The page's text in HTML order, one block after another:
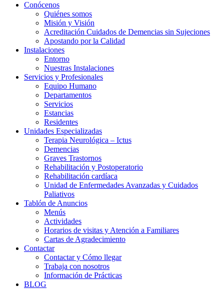
Conócenos
Quiénes somos
Misión y Visión
Acreditación Cuidados de Demencias sin Sujeciones
Apostando por la Calidad
Instalaciones
Entorno
Nuestras Instalaciones
Servicios y Profesionales
Equipo Humano
Departamentos
Servicios
Estancias
Residentes
Unidades Especializadas
Terapia Neurológica – Ictus
Demencias
Graves Trastornos
Rehabilitación y Postoperatorio
Rehabilitación cardíaca
Unidad de Enfermedades Avanzadas y Cuidados
Paliativos
Tablón de Anuncios
Menús
Actividades
Horarios de visitas y Atención a Familiares
Cartas de Agradecimiento
Contactar
Contactar y Cómo llegar
Trabaja con nosotros
Información de Prácticas
BLOG